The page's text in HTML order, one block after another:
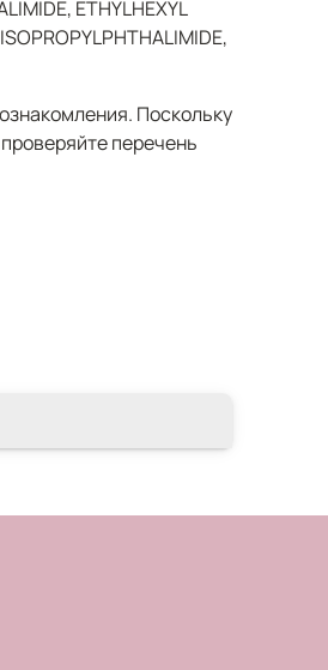
ETHYLHEXYL
Поскольку
перечень